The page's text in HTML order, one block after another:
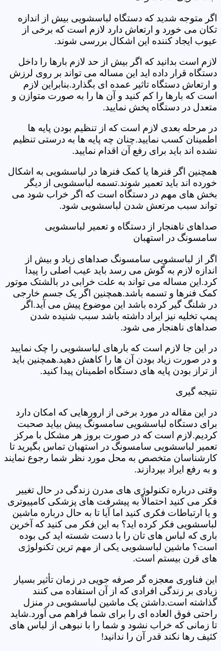
اگر متوجه شدید که دستگاه لباسشویی بیش از اندازه
تکان می خورد و ارتعاش دارد لازم است که برخی از
عیوب ایجاد کننده این اشکال بررسی شوند.
لازم است بدانید که اگر بیش از حد لازم بارها را داخل
دستگاه قرار داده اید این مساله می تواند بر روی لرزش
و ارتعاش دستگاه تاثیر عمده ای بگذارد.بنابراین لازم
است که بارها را کم کنید و آن ها را به صورت متوازن و
متعدل در دستگاه پخش نمایید.
در مرحله بعدی لازم است که از تنظیم بودن پایه ها
اطمینان کسب نمایید.چنان چه پایه ها به درستی تنظیم
نشده اند باید برای رفع آن اقدام نمایید.
همچنین اگر فنرها یا کمک فنرها در لباسشویی به اشکال
خورده اند باید تعمیر شوند.تسمه لباسشویی از دیگر
بخش های مهم در دستگاه است که اگر خراب شود می
تواند سبب مرتعش شدن لباسشویی شود.
صداهای ناهنجار از دستگاه و تعمیر لباسشویی
سامسونگ در استهبان
اگر از لباسشویی سامسونگ صداهای زیاد و بیش از
اندازه لازم به گوش می رسد باید عیب اصلی را پیدا
کرد.این مساله می تواند به علت خرابی در بالشتک موتور
کمک فنرها و تسمه باشد.همچنین اگر یک جسم خارجی
در شلنگ گیر کرده باشد این موضوع پیش می آید.اگر
پمپ تخلیه نیز ایراد داشته باشد سبب شنیده شدن
صداهای ناهنجار می شود.
در این جا لازم است که بارهای لباسشویی را چک نمایید
و در صورت زیاد بودن آن ها را کاهش دهید.همچنین باید
از تراز بودن پایه های دستگاه اطمینان پیدا کنید.
نتیجه گیری
در این مقاله در مورد برخی از ارورهایی که امکان دارد
برای دستگاه لباسشویی سامسونگ پیش بیاید صحبت
کردیم.لازم است که در صورت بروز هر مشکل با مرکز
تعمیر لباسشویی سامسونگ در استهبان تماس بگیرید تا
کارشناسان متخصص به محل مورد نظر شما رجوع نمایند
و به رفع ایراد بپردازند.
وقتی درباره تکنولوژی های مدرن زندگی در حال تغییر
فکر می کنید احتمالاً به پیشرفت های پزشکی کامپیوتری
و یا ارتباطات فکری کنید اما آیا تا به حال درباره ماشین
لباسشویی فکر کرده اید؟ به این فکر می کنید که آخرین
باری که لباس های تان را با دست شسته اید کی بوده
است؟ ماشین لباسشویی یکی از مهم ترین تکنولوژی
های قرن بیستم است.
این فناوری معجزه گر صرفه جویی در زمان تأثیر بسیار
زیادی بر زندگی افرادی که از آن استفاده می کنند
گذاشته است.داشتن یک ماشین لباسشویی در منزل
راحتی فوق العاده ای را برای شما فراهم می آورد.شاید
تا زمانی که خراب نشود و شما را با نبوهی از لباس های
کثیف رها نکند قدر آن را ندانید!